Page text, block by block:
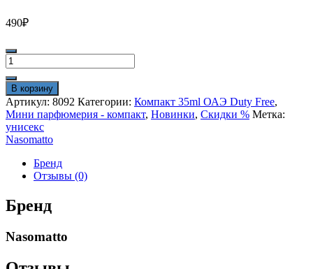
490₽
Количество
товара
Мини-
парфюм
35ml
Nasomatto
Black
Afgano
duty
В корзину
Артикул: 8092 Категории: Компакт 35ml ОАЭ Duty Free,
Мини парфюмерия - компакт, Новинки, Скидки % Метка:
унисекс
Nasomatto
Бренд
Отзывы (0)
Бренд
Nasomatto